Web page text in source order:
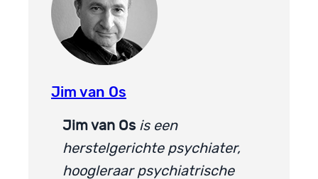
Jim van Os
Jim van Os is een
herstelgerichte psychiater,
hoogleraar psychiatrische